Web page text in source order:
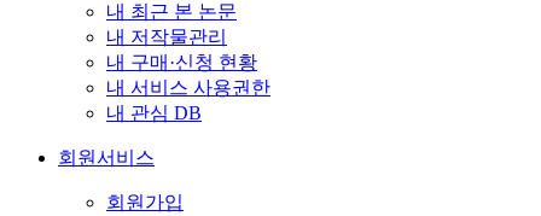
내 최근 본 논문
내 저작물관리
내 구매·신청 현황
내 서비스 사용권한
내 관심 DB
회원서비스
회원가입